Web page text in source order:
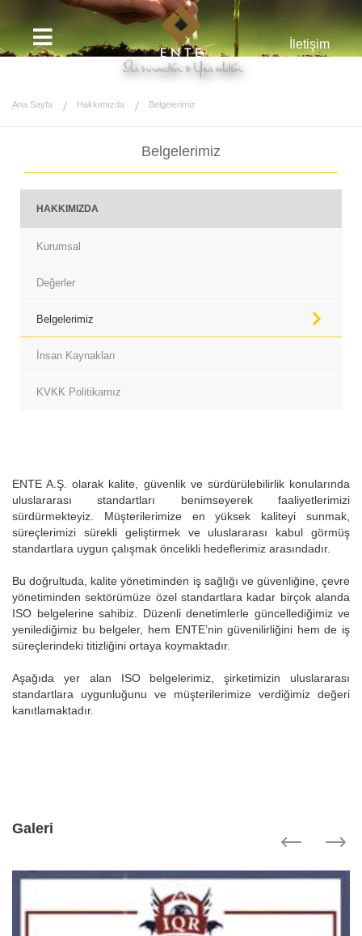
İletişim
Ana Sayfa Hakkımızda Belgelerimiz
Belgelerimiz
HAKKIMIZDA
Kurumsal
Değerler
Belgelerimiz
İnsan Kaynakları
KVKK Politikamız
ENTE A.Ş. olarak kalite, güvenlik ve sürdürülebilirlik konularında
uluslararası standartları benimseyerek faaliyetlerimizi
sürdürmekteyiz. Müşterilerimize en yüksek kaliteyi sunmak,
süreçlerimizi sürekli geliştirmek ve uluslararası kabul görmüş
standartlara uygun çalışmak öncelikli hedeflerimiz arasındadır.
Bu doğrultuda, kalite yönetiminden iş sağlığı ve güvenliğine, çevre
yönetiminden sektörümüze özel standartlara kadar birçok alanda
ISO belgelerine sahibiz. Düzenli denetimlerle güncellediğimiz ve
yenilediğimiz bu belgeler, hem ENTE’nin güvenilirliğini hem de iş
süreçlerindeki titizliğini ortaya koymaktadır.
Aşağıda yer alan ISO belgelerimiz, şirketimizin uluslararası
standartlara uygunluğunu ve müşterilerimize verdiğimiz değeri
kanıtlamaktadır.
Galeri